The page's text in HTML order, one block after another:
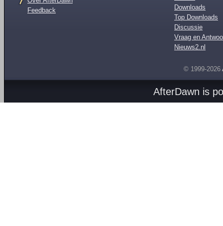
Feedback
Downloads
Top Downloads
Discussie
Vraag en
Nieuws2.nl
© 1999-2026
AfterDawn is